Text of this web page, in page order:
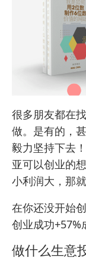
很多朋友都在
做。是有的，
毅力坚持下去
亚可以创业的
小利润大，那
在你还没开始
创业成功+57%
做什么生意